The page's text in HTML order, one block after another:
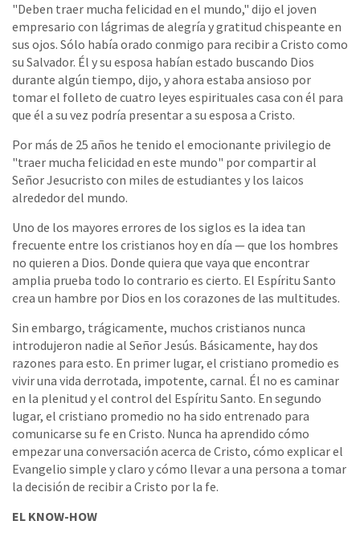
"Deben traer mucha felicidad en el mundo," dijo el joven
empresario con lágrimas de alegría y gratitud chispeante en
sus ojos. Sólo había orado conmigo para recibir a Cristo como
su Salvador. Él y su esposa habían estado buscando Dios
durante algún tiempo, dijo, y ahora estaba ansioso por
tomar el folleto de cuatro leyes espirituales casa con él para
que él a su vez podría presentar a su esposa a Cristo.
Por más de 25 años he tenido el emocionante privilegio de
"traer mucha felicidad en este mundo" por compartir al
Señor Jesucristo con miles de estudiantes y los laicos
alrededor del mundo.
Uno de los mayores errores de los siglos es la idea tan
frecuente entre los cristianos hoy en día — que los hombres
no quieren a Dios. Donde quiera que vaya que encontrar
amplia prueba todo lo contrario es cierto. El Espíritu Santo
crea un hambre por Dios en los corazones de las multitudes.
Sin embargo, trágicamente, muchos cristianos nunca
introdujeron nadie al Señor Jesús. Básicamente, hay dos
razones para esto. En primer lugar, el cristiano promedio es
vivir una vida derrotada, impotente, carnal. Él no es caminar
en la plenitud y el control del Espíritu Santo. En segundo
lugar, el cristiano promedio no ha sido entrenado para
comunicarse su fe en Cristo. Nunca ha aprendido cómo
empezar una conversación acerca de Cristo, cómo explicar el
Evangelio simple y claro y cómo llevar a una persona a tomar
la decisión de recibir a Cristo por la fe.
EL KNOW-HOW